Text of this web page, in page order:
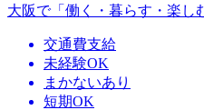
大阪で「働く・暮らす・楽し
交通費支給
未経験OK
まかないあり
短期OK